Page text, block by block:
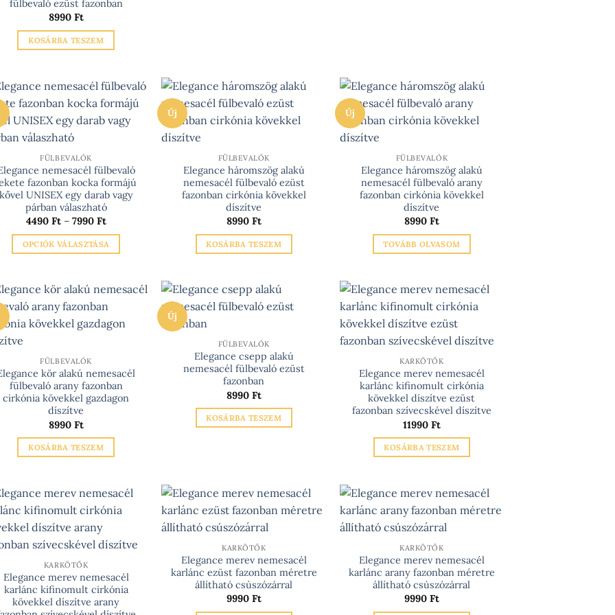
fülbevaló ezüst fazonban
8990 Ft
KOSÁRBA TESZEM
választhatók
ki
FÜLBEVALÓK
nemesacél fülbevaló
fazonban kocka formájú
UNISEX egy darab vagy
párban válaszható
4490 Ft – 7990 FtÁrtartomány:
-
7990 Ft
OPCIÓK VÁLASZTÁSA
terméknek
több
variációja
változatok
a
termékoldalon
választhatók
Új
FÜLBEVALÓK
Elegance háromszög alakú
nemesacél fülbevaló ezüst
fazonban cirkónia kövekkel
díszítve
8990 Ft
KOSÁRBA TESZEM
Új
FÜLBEVALÓK
Elegance háromszög alakú
nemesacél fülbevaló arany
fazonban cirkónia kövekkel
díszítve
8990 Ft
TOVÁBB OLVASOM
FÜLBEVALÓK
kör alakú nemesacél
fülbevaló arany fazonban
cirkónia kövekkel gazdagon
díszítve
8990 Ft
KOSÁRBA TESZEM
Új
FÜLBEVALÓK
Elegance csepp alakú
nemesacél fülbevaló ezüst
fazonban
8990 Ft
KOSÁRBA TESZEM
KARKÖTŐK
Elegance merev nemesacél
karlánc kifinomult cirkónia
kövekkel díszítve ezüst
fazonban szívecskével díszítve
11990 Ft
KOSÁRBA TESZEM
KARKÖTŐK
Elegance merev nemesacél
karlánc kifinomult cirkónia
kövekkel díszítve arany
KARKÖTŐK
Elegance merev nemesacél
karlánc ezüst fazonban méretre
állítható csúszózárral
9990 Ft
KARKÖTŐK
Elegance merev nemesacél
karlánc arany fazonban méretre
állítható csúszózárral
9990 Ft